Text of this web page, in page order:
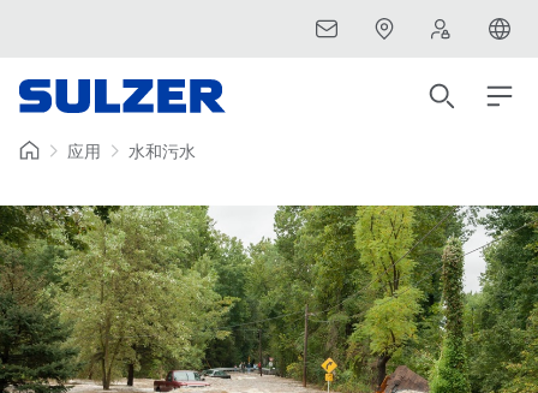
应用 水和污水